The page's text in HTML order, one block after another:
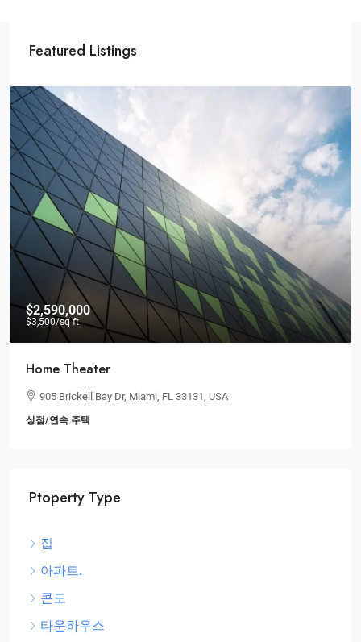
Featured Listings
$2,590,000
$3,500/sq ft
Home Theater
905 Brickell Bay Dr, Miami, FL 33131, USA
상점/연속 주택
Ptoperty Type
집
아파트.
콘도
타운하우스